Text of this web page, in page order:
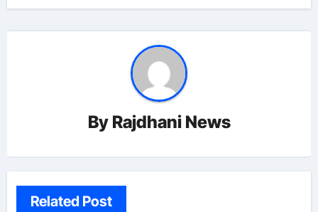
By Rajdhani News
Related Post